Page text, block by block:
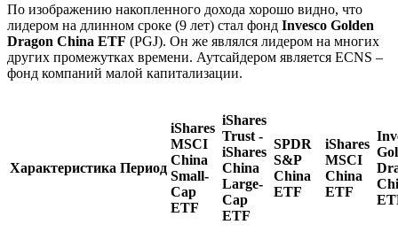
По изображению накопленного дохода хорошо видно, что
лидером на длинном сроке (9 лет) стал фонд Invesco Golden
Dragon China ETF (PGJ). Он же являлся лидером на многих
других промежутках времени. Аутсайдером является ECNS –
фонд компаний малой капитализации.
Характеристика Период
iShares
MSCI
China
Small-
Cap
ETF
iShares
Trust -
iShares
China
Large-
Cap
ETF
SPDR
S&P
China
ETF
iShares
MSCI
China
ETF